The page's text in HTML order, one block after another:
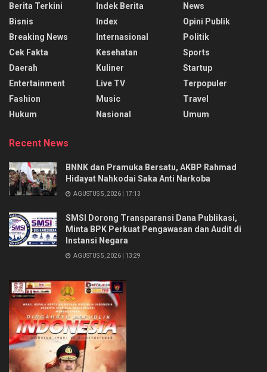
Berita Terkini
Bisnis
Breaking News
Cek Fakta
Daerah
Entertainment
Fashion
Hukum
Indek Berita
Index
Internasional
Kesehatan
Kuliner
Live TV
Music
Nasional
News
Opini Publik
Politik
Sports
Startup
Terpopuler
Travel
Umum
Recent News
BNNK dan Pramuka Bersatu, AKBP Rahmad
Hidayat Nahkodai Saka Anti Narkoba
AGUSTUS 5, 2026 | 17:13
SMSI Dorong Transparansi Dana Publikasi,
Minta BPK Perkuat Pengawasan dan Audit di
Instansi Negara
AGUSTUS 5, 2026 | 13:29